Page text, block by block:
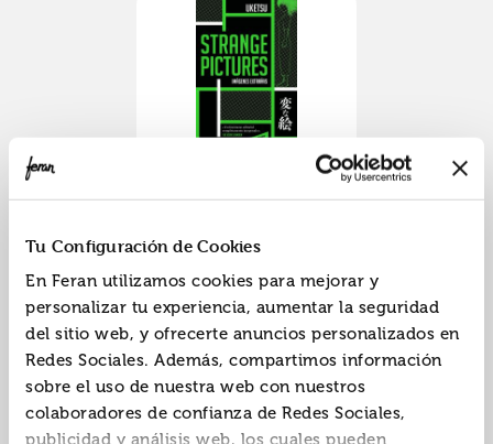
Tu Configuración de Cookies
En Feran utilizamos cookies para mejorar y
personalizar tu experiencia, aumentar la seguridad
del sitio web, y ofrecerte anuncios personalizados en
Redes Sociales. Además, compartimos información
sobre el uso de nuestra web con nuestros
colaboradores de confianza de Redes Sociales,
publicidad y análisis web, los cuales pueden
ISBN:
9788410352063
Autor:Uketsu
« 1 »